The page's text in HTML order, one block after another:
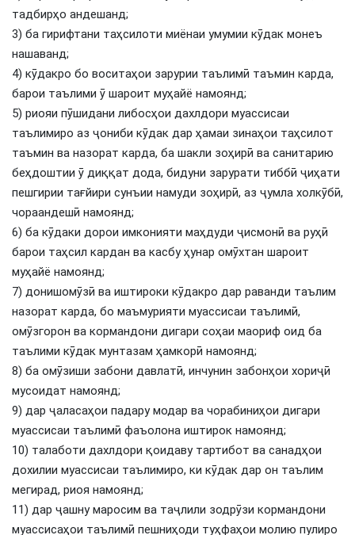
тадбирҳо андешанд;
3) ба гирифтани таҳсилоти миёнаи умумии кӯдак монеъ
нашаванд;
4) кӯдакро бо воситаҳои зарурии таълимӣ таъмин карда,
барои таълими ӯ шароит муҳайё намоянд;
5) риояи пӯшидани либосҳои дахлдори муассисаи
таълимиро аз ҷониби кӯдак дар ҳамаи зинаҳои таҳсилот
таъмин ва назорат карда, ба шакли зоҳирӣ ва санитарию
беҳдоштии ӯ диққат дода, бидуни зарурати тиббӣ ҷиҳати
пешгирии тағйири сунъии намуди зоҳирӣ, аз ҷумла холкӯбӣ,
чораандешӣ намоянд;
6) ба кӯдаки дорои имконияти маҳдуди ҷисмонӣ ва руҳӣ
барои таҳсил кардан ва касбу ҳунар омӯхтан шароит
муҳайё намоянд;
7) донишомӯзӣ ва иштироки кӯдакро дар раванди таълим
назорат карда, бо маъмурияти муассисаи таълимӣ,
омӯзгорон ва кормандони дигари соҳаи маориф оид ба
таълими кӯдак мунтазам ҳамкорӣ намоянд;
8) ба омӯзиши забони давлатӣ, инчунин забонҳои хориҷӣ
мусоидат намоянд;
9) дар ҷаласаҳои падару модар ва чорабиниҳои дигари
муассисаи таълимӣ фаъолона иштирок намоянд;
10) талаботи дахлдори қоидаву тартибот ва санадҳои
дохилии муассисаи таълимиро, ки кӯдак дар он таълим
мегирад, риоя намоянд;
11) дар ҷашну маросим ва таҷлили зодрӯзи кормандони
муассисаҳои таълимӣ пешниҳоди туҳфаҳои молию пулиро